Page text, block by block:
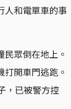
人和電單車的事
眾倒在地上。
開車門逃跑。
，已被警方控